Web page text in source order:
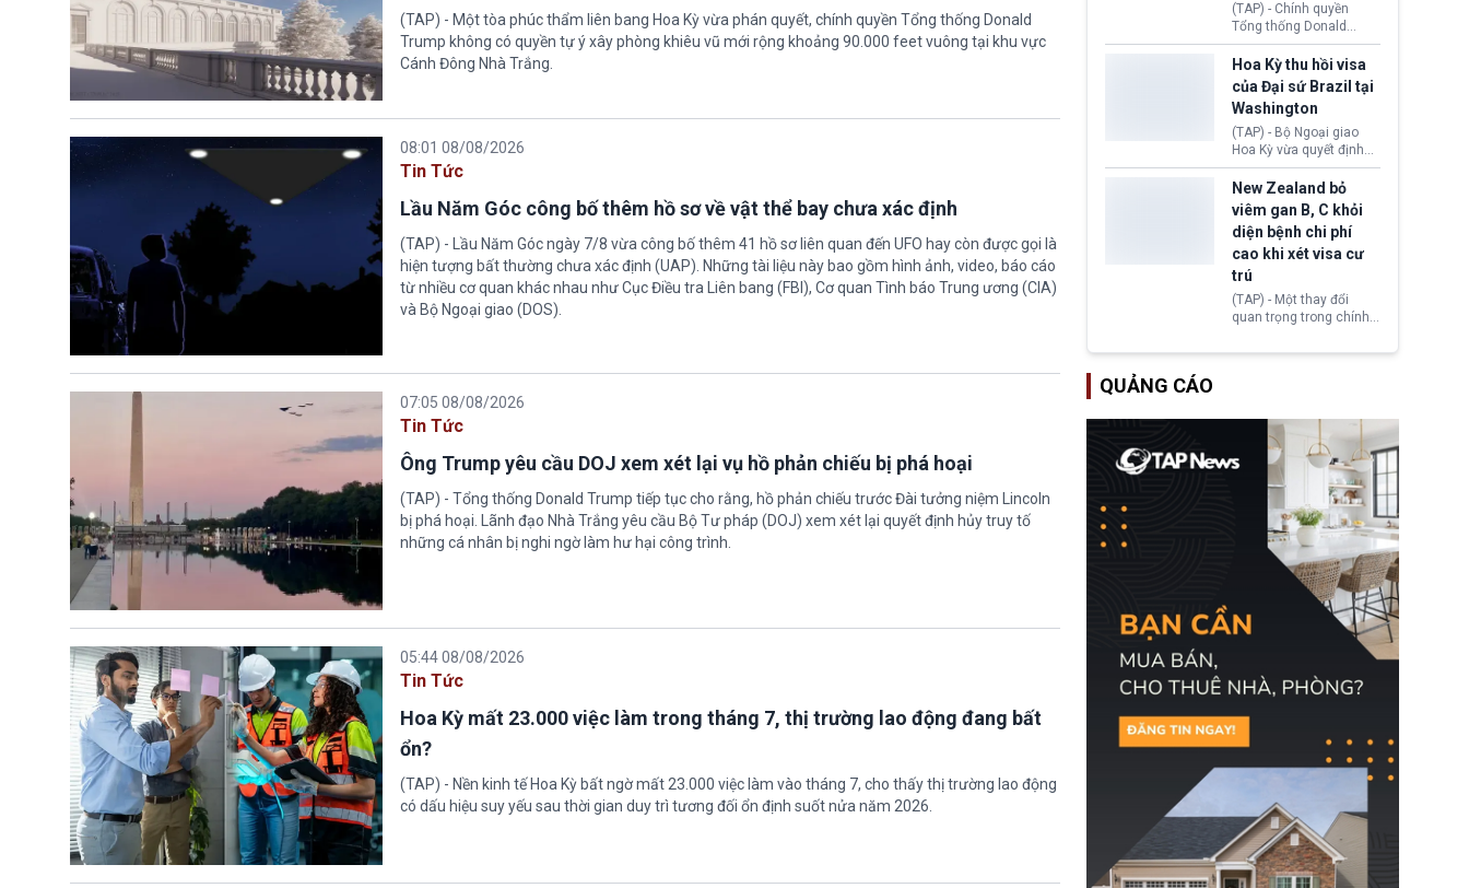
(TAP) - Một tòa phúc thẩm liên bang Hoa Kỳ vừa phán quyết, chính quyền Tổng thống Donald
Trump không có quyền tự ý xây phòng khiêu vũ mới rộng khoảng 90.000 feet vuông tại khu vực
Cánh Đông Nhà Trắng.
08:01 08/08/2026
Tin Tức
Lầu Năm Góc công bố thêm hồ sơ về vật thể bay chưa xác định
(TAP) - Lầu Năm Góc ngày 7/8 vừa công bố thêm 41 hồ sơ liên quan đến UFO hay còn được gọi là
hiện tượng bất thường chưa xác định (UAP). Những tài liệu này bao gồm hình ảnh, video, báo cáo
từ nhiều cơ quan khác nhau như Cục Điều tra Liên bang (FBI), Cơ quan Tình báo Trung ương (CIA)
và Bộ Ngoại giao (DOS).
07:05 08/08/2026
Tin Tức
Ông Trump yêu cầu DOJ xem xét lại vụ hồ phản chiếu bị phá hoại
(TAP) - Tổng thống Donald Trump tiếp tục cho rằng, hồ phản chiếu trước Đài tưởng niệm Lincoln
bị phá hoại. Lãnh đạo Nhà Trắng yêu cầu Bộ Tư pháp (DOJ) xem xét lại quyết định hủy truy tố
những cá nhân bị nghi ngờ làm hư hại công trình.
05:44 08/08/2026
Tin Tức
Hoa Kỳ mất 23.000 việc làm trong tháng 7, thị trường lao động đang bất
ổn?
(TAP) - Nền kinh tế Hoa Kỳ bất ngờ mất 23.000 việc làm vào tháng 7, cho thấy thị trường lao động
có dấu hiệu suy yếu sau thời gian duy trì tương đối ổn định suốt nửa năm 2026.
(TAP) - Chính quyền
Tổng thống Donald
Trump đã hoàn trả
khoảng 100 tỷ USD thuế
quan từng thu theo Đạo
luật Quyền hạn Kinh tế
Khẩn cấp Quốc tế
(IEEPA). Động thái này
diễn ra sau phán quyết
hồi tháng 2 bởi Tòa án
Tối cao Hoa Kỳ
(SCOTUS) khi tuyên bố,
việc áp thuế diện rộng là
hoàn toàn bất hợp pháp.
Hoa Kỳ thu hồi visa
của Đại sứ Brazil tại
Washington
(TAP) - Bộ Ngoại giao
Hoa Kỳ vừa quyết định
thu hồi thị thực (visa)
của bà Maria Luiza
Ribeiro Viotti - Đại sứ
Brazil tại Washington.
Động thái trên diễn ra
trong bối cảnh tranh
chấp ngoại giao giữa
chính quyền Tổng thống
Donald Trump và chính
phủ cánh tả Tổng thống
New Zealand bỏ
viêm gan B, C khỏi
diện bệnh chi phí
cao khi xét visa cư
trú
(TAP) - Một thay đổi
quan trọng trong chính
Zealand đang mở ra
gan B hoặc viêm gan C
sẽ không còn bị mặc
định không đáp ứng tiêu
chuẩn sức khỏe chỉ vì
chi phí điều trị khi nộp hồ
sơ xin visa cư trú.
QUẢNG CÁO